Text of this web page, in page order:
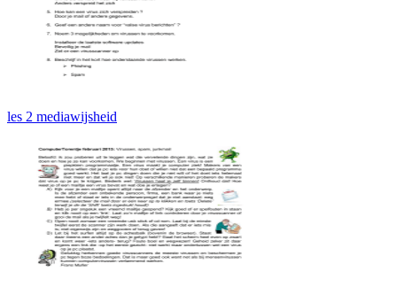
les 2 mediawijsheid